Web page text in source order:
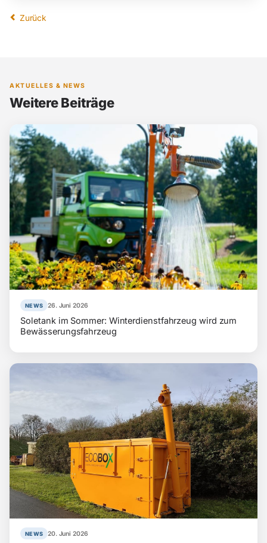
Zurück
AKTUELLES & NEWS
Weitere Beiträge
NEWS 26. Juni 2026
Soletank im Sommer: Winterdienstfahrzeug wird zum
Bewässerungsfahrzeug
NEWS 20. Juni 2026